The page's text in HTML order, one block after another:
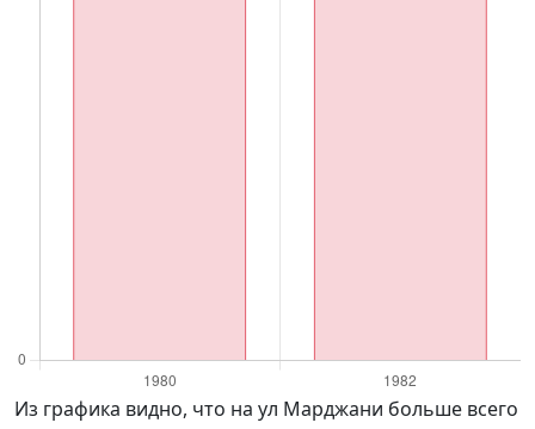
Из графика видно, что на ул Марджани больше всего